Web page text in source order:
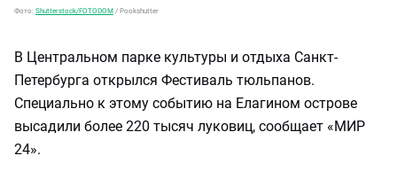
Фото: Shutterstock/FOTODOM / Pookshutter
В Центральном парке культуры и отдыха Санкт-
Петербурга открылся Фестиваль тюльпанов.
Специально к этому событию на Елагином острове
высадили более 220 тысяч луковиц, сообщает «МИР
24».